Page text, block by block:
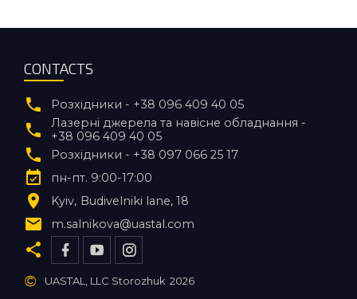
CONTACTS
Розхідники - +38 096 409 40 05
Лазерні джерела та навісне обладнання -
+38 096 409 40 05
Розхідники - +38 097 066 25 17
пн-пт. 9:00-17:00
Kyiv Budivelniki lane, 18
m.salnikova@uastal.com
© UASTAL, LLC Storozhuk 2026